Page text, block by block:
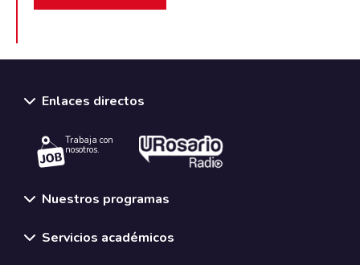
Enlaces directos
Trabaja con
nosotros.
Nuestros programas
Servicios académicos